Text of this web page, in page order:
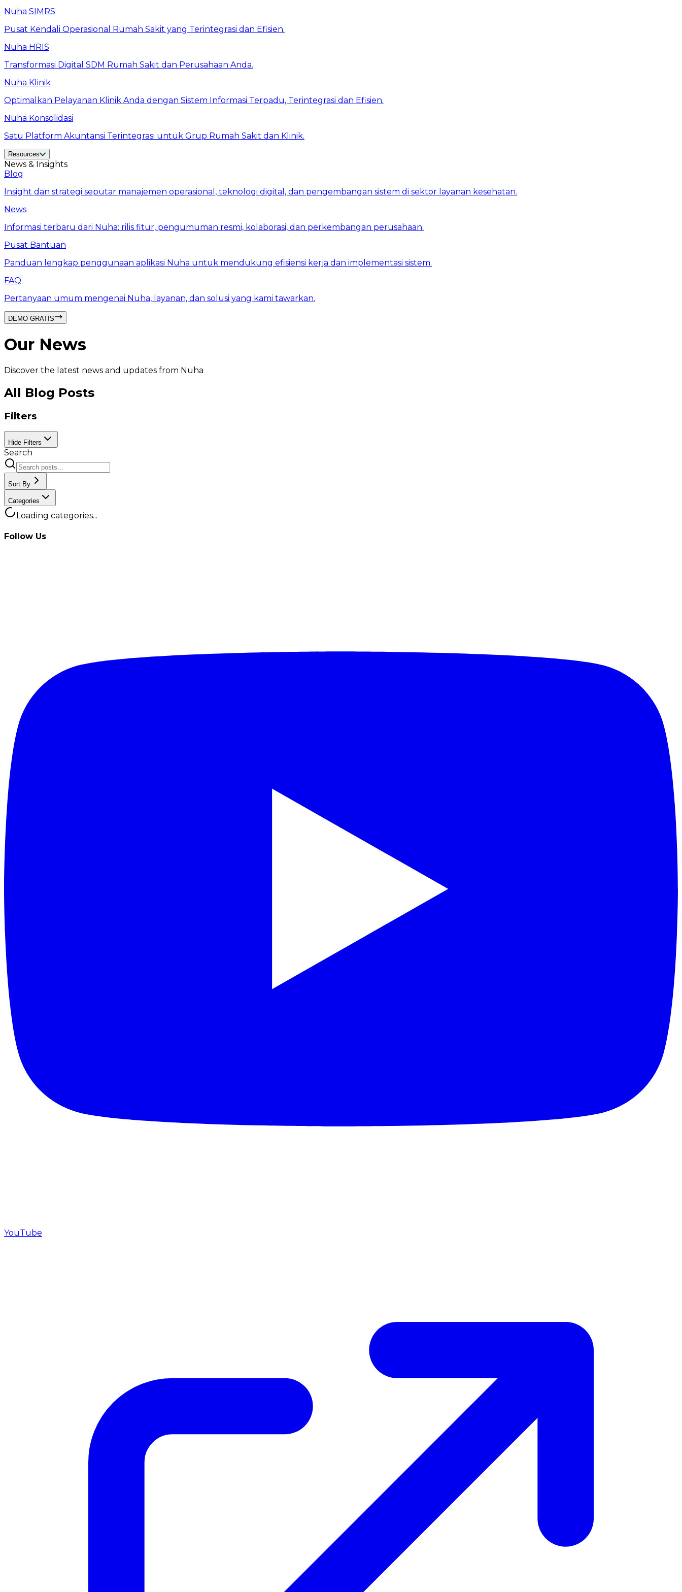
Nuha SIMRS
Pusat Kendali Operasional Rumah Sakit yang Terintegrasi dan Efisien.
Nuha HRIS
Transformasi Digital SDM Rumah Sakit dan Perusahaan Anda.
Nuha Klinik
Optimalkan Pelayanan Klinik Anda dengan Sistem Informasi Terpadu, Terintegrasi dan Efisien.
Nuha Konsolidasi
Satu Platform Akuntansi Terintegrasi untuk Grup Rumah Sakit dan Klinik.
Resources
News & Insights
Blog
Insight dan strategi seputar manajemen operasional, teknologi digital, dan pengembangan sistem di sektor layanan kesehatan.
News
Informasi terbaru dari Nuha: rilis fitur, pengumuman resmi, kolaborasi, dan perkembangan perusahaan.
Pusat Bantuan
Panduan lengkap penggunaan aplikasi Nuha untuk mendukung efisiensi kerja dan implementasi sistem.
FAQ
Pertanyaan umum mengenai Nuha, layanan, dan solusi yang kami tawarkan.
DEMO GRATIS
Our News
Discover the latest news and updates from Nuha
All Blog Posts
Filters
Hide Filters
Search
Sort By
Categories
Loading categories...
Follow Us
YouTube